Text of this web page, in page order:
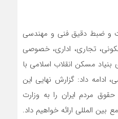
و ضبط دقیق فنی و مهندسی
تجاری، اداری، خصوصی
مسکن انقلاب اسلامی با
ادامه داد: گزارش نهایی این
مردم ایران را به وزارت
المللی ارائه خواهیم داد.